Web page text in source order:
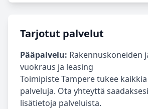
Tarjotut palvelut
Pääpalvelu: Rakennuskoneiden
vuokraus ja leasing
Toimipiste Tampere tukee kaikkia
palveluja. Ota yhteyttä
lisätietoja palveluista.